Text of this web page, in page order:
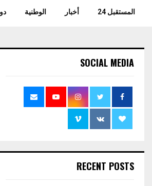
المستقبل 24 أخبار الوطنية
SOCIAL MEDIA
RECENT POSTS